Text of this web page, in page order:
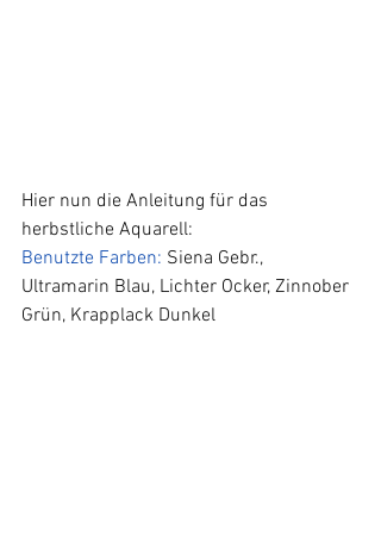
Hier nun die Anleitung für das
herbstliche Aquarell:
Benutzte Farben: Siena Gebr.,
Ultramarin Blau, Lichter Ocker, Zinnober
Grün, Krapplack Dunkel